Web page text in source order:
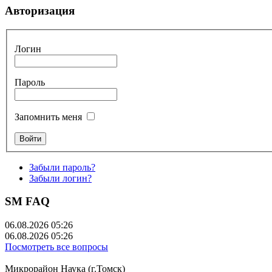
Авторизация
Логин
Пароль
Запомнить меня
Забыли пароль?
Забыли логин?
SM FAQ
06.08.2026 05:26
06.08.2026 05:26
Посмотреть все вопросы
Микрорайон Наука (г.Томск)